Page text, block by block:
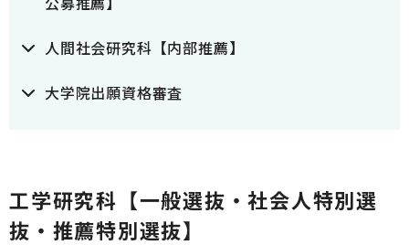
人間社会研究科【内部推薦】
大学院出願資格審査
工学研究科【一般選抜・社会人特別選
抜・推薦特別選抜】